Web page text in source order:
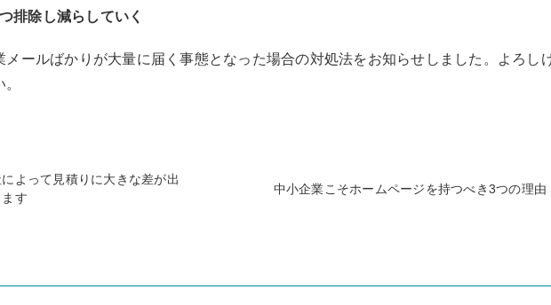
排除し減らしていく
メールばかりが大量に届く事態となった場合の対処法をお知らせしました。よろし
よって見積りに大きな差が出
す
中小企業こそホームページを持つべき3つの理由